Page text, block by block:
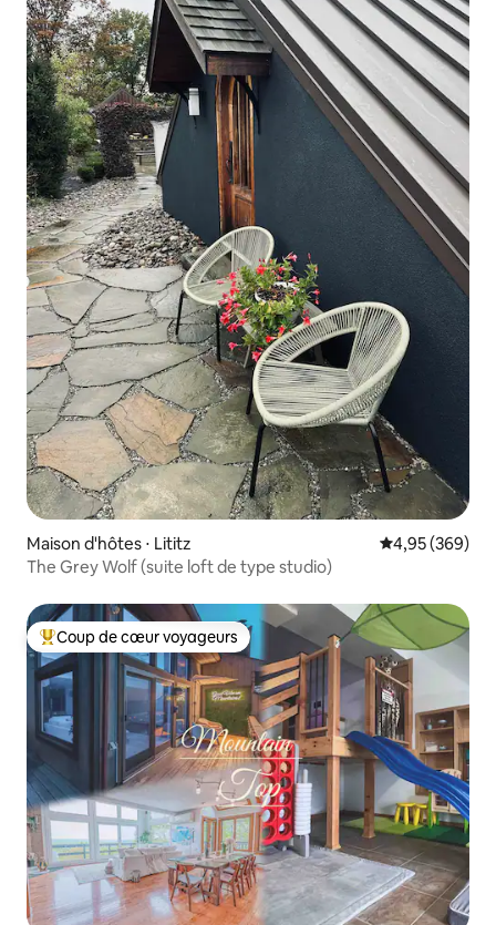
Maison d'hôtes ⋅ Lititz Évaluation
4,95 (369)
The Grey Wolf (suite loft de type studio)
Coups de cœur voyageurs les plus appréciés
Coup de cœur voyageurs